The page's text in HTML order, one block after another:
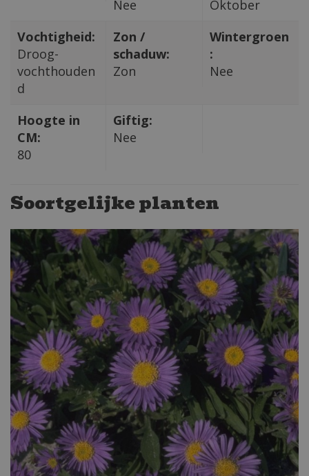
Nee
Oktober
Vochtigheid:
Droog-
vochthouden
d
Zon /
schaduw:
Zon
Wintergroen
:
Nee
Hoogte in
CM:
80
Giftig:
Nee
Soortgelijke planten